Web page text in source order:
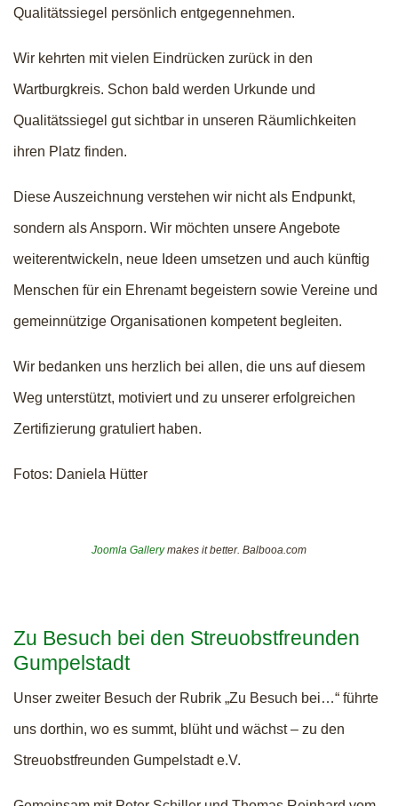
Qualitätssiegel persönlich entgegennehmen.
Wir kehrten mit vielen Eindrücken zurück in den
Wartburgkreis. Schon bald werden Urkunde und
Qualitätssiegel gut sichtbar in unseren Räumlichkeiten
ihren Platz finden.
Diese Auszeichnung verstehen wir nicht als Endpunkt,
sondern als Ansporn. Wir möchten unsere Angebote
weiterentwickeln, neue Ideen umsetzen und auch künftig
Menschen für ein Ehrenamt begeistern sowie Vereine und
gemeinnützige Organisationen kompetent begleiten.
Wir bedanken uns herzlich bei allen, die uns auf diesem
Weg unterstützt, motiviert und zu unserer erfolgreichen
Zertifizierung gratuliert haben.
Fotos: Daniela Hütter
Joomla Gallerymakes it better. Balbooa.com
Zu Besuch bei den Streuobstfreunden
Gumpelstadt
Unser zweiter Besuch der Rubrik „Zu Besuch bei…“ führte
uns dorthin, wo es summt, blüht und wächst – zu den
Streuobstfreunden Gumpelstadt e.V.